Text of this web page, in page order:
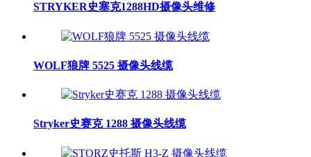
STRYKER史塞克1288HD摄像头维修
WOLF狼牌 5525 摄像头线缆
Stryker史赛克 1288 摄像头线缆